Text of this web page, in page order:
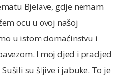
Bjelave, gdje nemam
ocu u ovoj našoj
u istom domaćinstvu i
I moj djed i pradjed
su šljive i jabuke. To je